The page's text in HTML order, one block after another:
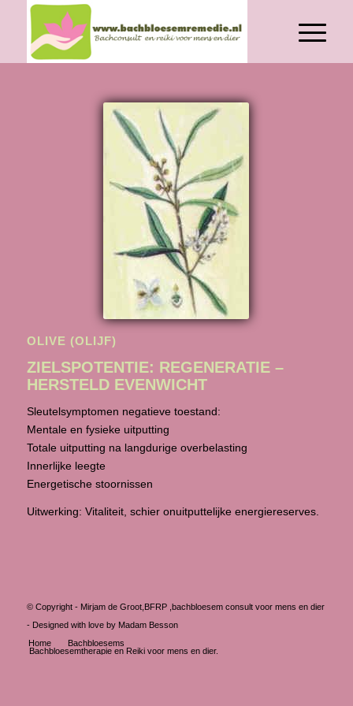
OLIVE (OLIJF)
ZIELSPOTENTIE: REGENERATIE –
HERSTELD EVENWICHT
Sleutelsymptomen negatieve toestand:
Mentale en fysieke uitputting
Totale uitputting na langdurige overbelasting
Innerlijke leegte
Energetische stoornissen
Uitwerking: Vitaliteit, schier onuitputtelijke energiereserves.
© Copyright - Mirjam de Groot,BFRP ,bachbloesem consult voor mens en dier
- Designed with love by Madam Besson
Home
Bachbloesems
Bachbloesemtherapie en Reiki voor mens en dier.